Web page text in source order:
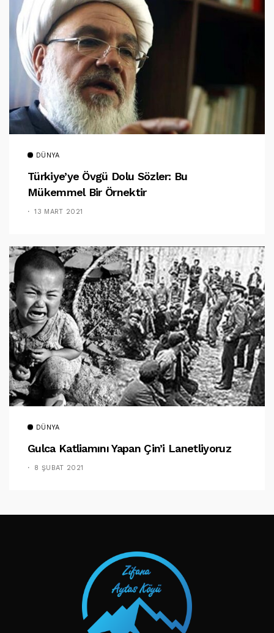
DÜNYA
Türkiye’ye Övgü Dolu Sözler: Bu
Mükemmel Bir Örnektir
13 MART 2021
DÜNYA
Gulca Katliamını Yapan Çin’i Lanetliyoruz
8 ŞUBAT 2021
TAKIP ET